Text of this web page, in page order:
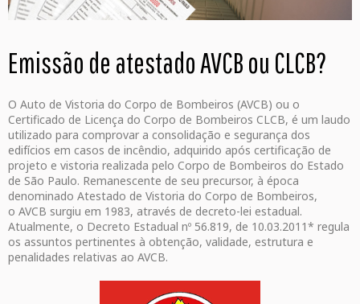
Emissão de atestado AVCB ou CLCB?
O Auto de Vistoria do Corpo de Bombeiros (AVCB) ou o
Certificado de Licença do Corpo de Bombeiros CLCB, é um laudo
utilizado para comprovar a consolidação e segurança dos
edifícios em casos de incêndio, adquirido após certificação de
projeto e vistoria realizada pelo Corpo de Bombeiros do Estado
de São Paulo. Remanescente de seu precursor, à época
denominado Atestado de Vistoria do Corpo de Bombeiros,
o AVCB surgiu em 1983, através de decreto-lei estadual.
Atualmente, o Decreto Estadual nº 56.819, de 10.03.2011* regula
os assuntos pertinentes à obtenção, validade, estrutura e
penalidades relativas ao AVCB.